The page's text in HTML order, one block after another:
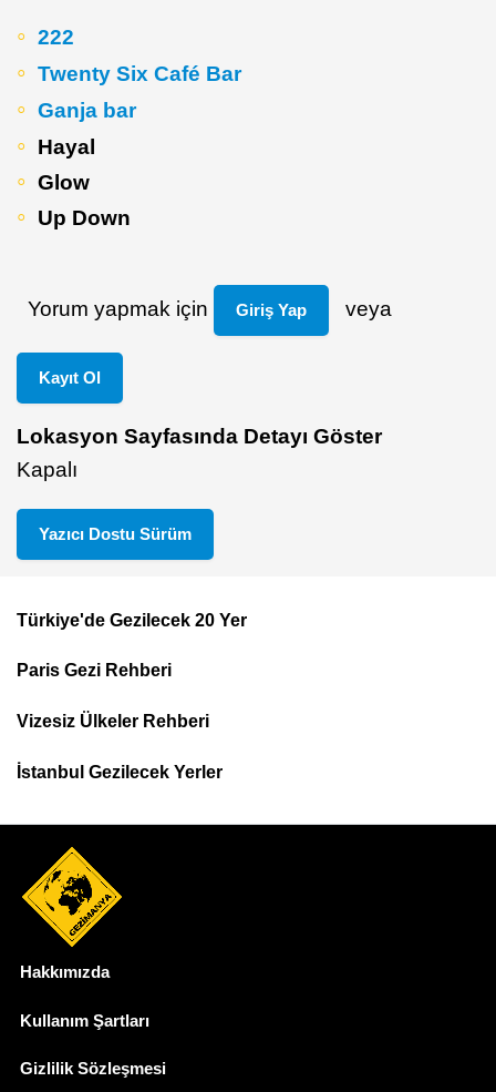
222
Twenty Six Café Bar
Ganja bar
Hayal
Glow
Up Down
Yorum yapmak için Giriş Yap veya
Kayıt Ol
Lokasyon Sayfasında Detayı Göster
Kapalı
Yazıcı Dostu Sürüm
Footer
Top
Menu
Türkiye'de Gezilecek 20 Yer
Paris Gezi Rehberi
Vizesiz Ülkeler Rehberi
İstanbul Gezilecek Yerler
Hakkımızda
Kullanım Şartları
Gizlilik Sözleşmesi